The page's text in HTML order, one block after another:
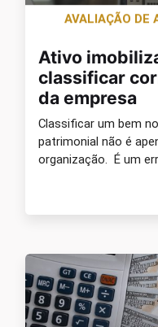
AVALIAÇÃO DE
Ativo
classificar
da empresa
Classificar um bem
patrimonial não é
organização. É um